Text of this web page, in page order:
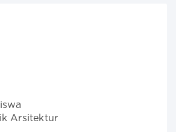
Arsitektur